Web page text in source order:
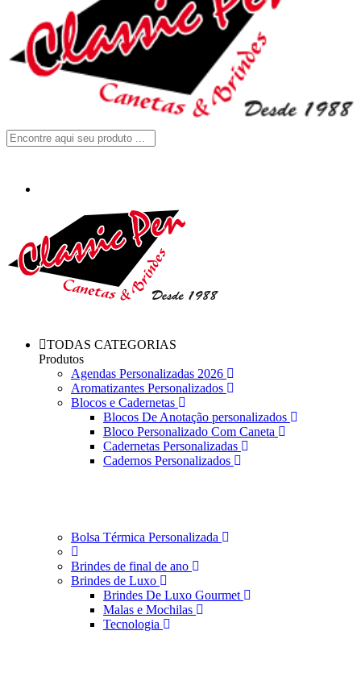
TODAS CATEGORIAS
Produtos
Agendas Personalizadas 2026
Aromatizantes Personalizados
Blocos e Cadernetas
Blocos De Anotação personalizados
Bloco Personalizado Com Caneta
Cadernetas Personalizadas
Cadernos Personalizados
Bolsa Térmica Personalizada
Brindes de final de ano
Brindes de Luxo
Brindes De Luxo Gourmet
Malas e Mochilas
Tecnologia